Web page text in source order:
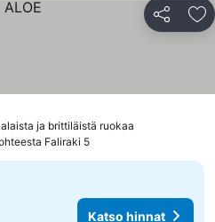
Jaa
ja brittiläistä ruokaa
Faliraki 5
Katso hinnat